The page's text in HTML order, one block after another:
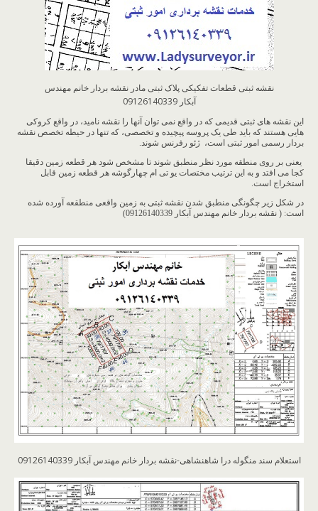
نقشه ثبتی قطعات تفکیکی پلاک ثبتی مادر نقشه بردار خانم مهندس
آبکار 09126140339
​​این نقشه های ثبتی قدیمی که در واقع نمی توان آنها را نقشه نامید، در واقع کروکی
هایی هستند که باید طی یک پروسه پیچیده و تخصصی، که تنها در حیطه تخصص نقشه
بردار رسمی امور ثبتی است، ژئو رفرنس شوند.
یعنی بر روی منطقه مورد نظر منطبق شوند تا مشخص شود هر قطعه زمین دقیقا
کجا می افتد و به این ترتیب مختصات یو تی ام چهارگوشه هر قطعه زمین قابل
استخراج است.
در شکل زیر چگونگی منطبق شدن نقشه ثبتی به زمین واقعی منطقعه آورده شده
است: ( نقشه بردار خانم مهندس آبکار 09126140339)
استعلام سند منگوله درا شاهنشاهی-نقشه بردار خانم مهندس آبکار 09126140339